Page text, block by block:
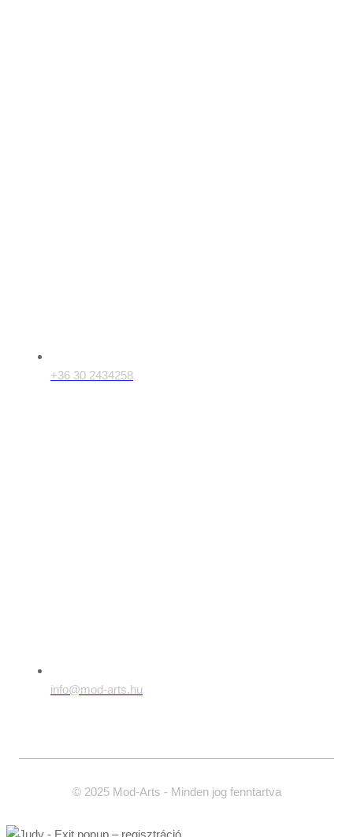
+36 30 2434258
info@mod-arts.hu
© 2025 Mod-Arts - Minden jog fenntartva